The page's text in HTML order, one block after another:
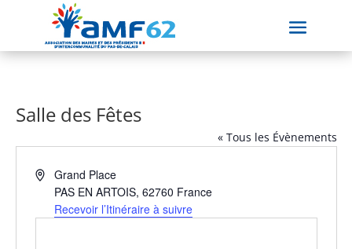
Salle des Fêtes
« Tous les Évènements
AdresseGrand Place
PAS EN ARTOIS, 62760 France
Recevoir l’Itinéraire à suivre